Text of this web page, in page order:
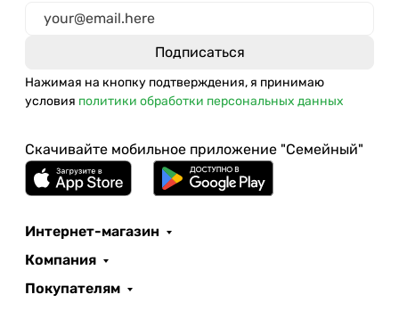
Нажимая на кнопку подтверждения, я принимаю
условия политики обработки персональных данных
Скачивайте мобильное приложение "Семейный"
Интернет-магазин
Компания
Покупателям